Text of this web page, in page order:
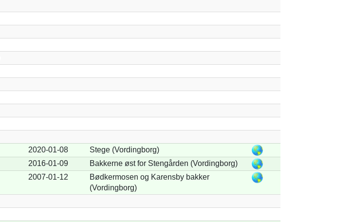
2020-01-08
Stege (Vordingborg)
2016-01-09
Bakkerne øst for Stengården (Vordingborg)
2007-01-12
Bødkermosen og Karensby bakker
(Vordingborg)